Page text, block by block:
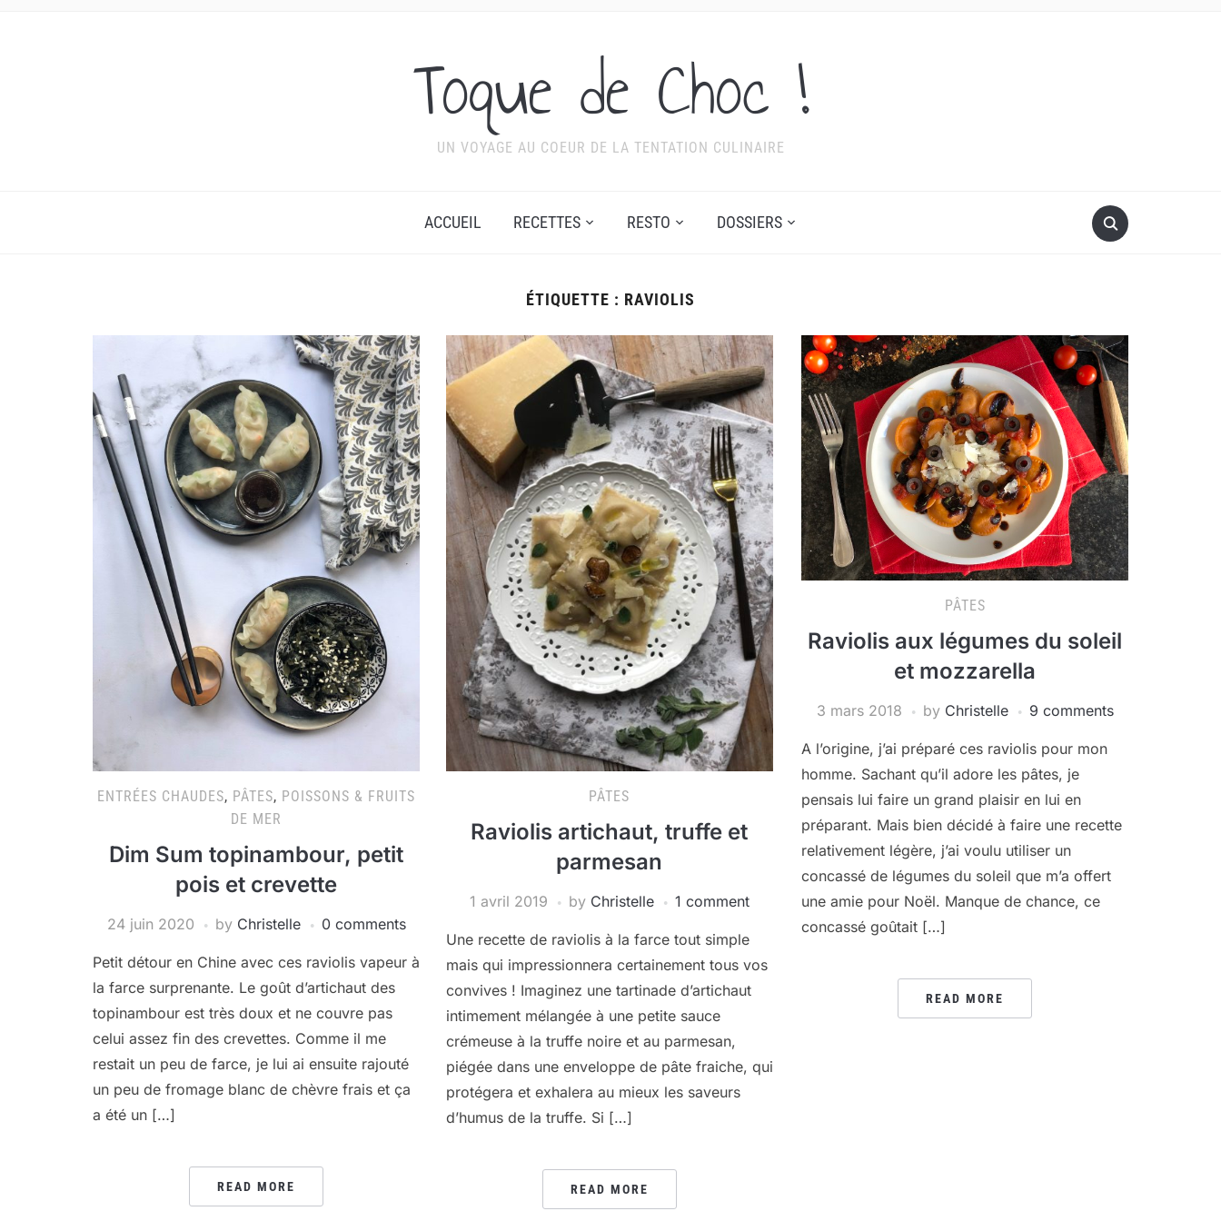
Toque de Choc !
UN VOYAGE AU COEUR DE LA TENTATION CULINAIRE
ACCUEIL RECETTES RESTO DOSSIERS
ÉTIQUETTE : RAVIOLIS
ENTRÉES CHAUDES, PÂTES, POISSONS & FRUITS
DE MER
Dim Sum topinambour, petit
pois et crevette
24 juin 2020 by Christelle 0 comments
Petit détour en Chine avec ces raviolis vapeur à
la farce surprenante. Le goût d’artichaut des
topinambour est très doux et ne couvre pas
celui assez fin des crevettes. Comme il me
restait un peu de farce, je lui ai ensuite rajouté
un peu de fromage blanc de chèvre frais et ça
a été un […]
READ MORE
PÂTES
Raviolis artichaut, truffe et
parmesan
1 avril 2019 by Christelle 1 comment
Une recette de raviolis à la farce tout simple
mais qui impressionnera certainement tous vos
convives ! Imaginez une tartinade d’artichaut
intimement mélangée à une petite sauce
crémeuse à la truffe noire et au parmesan,
piégée dans une enveloppe de pâte fraiche, qui
protégera et exhalera au mieux les saveurs
d’humus de la truffe. Si […]
READ MORE
PÂTES
Raviolis aux légumes du soleil
et mozzarella
3 mars 2018 by Christelle 9 comments
A l’origine, j’ai préparé ces raviolis pour mon
homme. Sachant qu’il adore les pâtes, je
pensais lui faire un grand plaisir en lui en
préparant. Mais bien décidé à faire une recette
relativement légère, j’ai voulu utiliser un
concassé de légumes du soleil que m’a offert
une amie pour Noël. Manque de chance, ce
concassé goûtait […]
READ MORE